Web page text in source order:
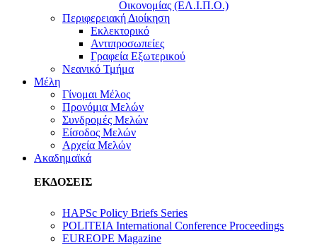
Οικονομίας (ΕΛ.Ι.Π.Ο.)
Περιφερειακή Διοίκηση
Εκλεκτορικό
Αντιπροσωπείες
Γραφεία Εξωτερικού
Νεανικό Τμήμα
Μέλη
Γίνομαι Μέλος
Προνόμια Μελών
Συνδρομές Μελών
Είσοδος Μελών
Αρχεία Μελών
Ακαδημαϊκά
ΕΚΔΟΣΕΙΣ
HAPSc Policy Briefs Series
POLITEIA International Conference Proceedings
EUREOPE Magazine